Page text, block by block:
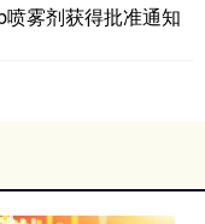
雾剂获得批准通知